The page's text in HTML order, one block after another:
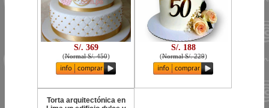
S/. 369
(Normal S/. 450)
S/. 188
(Normal S/. 229)
Torta arquitectónica en